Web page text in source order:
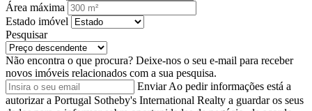
Área máxima
Estado imóvel
Pesquisar
Não encontra o que procura? Deixe-nos o seu e-mail para receber
novos imóveis relacionados com a sua pesquisa.
Enviar Ao pedir informações está a
autorizar a Portugal Sotheby's International Realty a guardar os seus